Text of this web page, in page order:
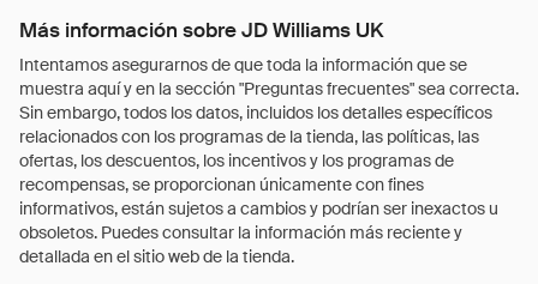
Más información sobre JD Williams UK
Intentamos asegurarnos de que toda la información que se
muestra aquí y en la sección "Preguntas frecuentes" sea correcta.
Sin embargo, todos los datos, incluidos los detalles específicos
relacionados con los programas de la tienda, las políticas, las
ofertas, los descuentos, los incentivos y los programas de
recompensas, se proporcionan únicamente con fines
informativos, están sujetos a cambios y podrían ser inexactos u
obsoletos. Puedes consultar la información más reciente y
detallada en el sitio web de la tienda.